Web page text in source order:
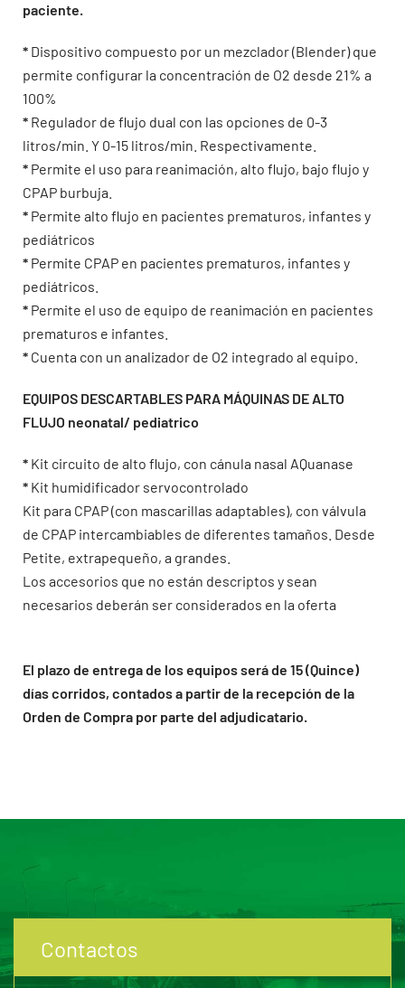
paciente.
* Dispositivo compuesto por un mezclador (Blender) que
permite configurar la concentración de O2 desde 21% a
100%
* Regulador de flujo dual con las opciones de 0-3
litros/min. Y 0-15 litros/min. Respectivamente.
* Permite el uso para reanimación, alto flujo, bajo flujo y
CPAP burbuja.
* Permite alto flujo en pacientes prematuros, infantes y
pediátricos
* Permite CPAP en pacientes prematuros, infantes y
pediátricos.
* Permite el uso de equipo de reanimación en pacientes
prematuros e infantes.
* Cuenta con un analizador de O2 integrado al equipo.
EQUIPOS DESCARTABLES PARA MÁQUINAS DE ALTO
FLUJO neonatal/ pediatrico
* Kit circuito de alto flujo, con cánula nasal AQuanase
* Kit humidificador servocontrolado
Kit para CPAP (con mascarillas adaptables), con válvula
de CPAP intercambiables de diferentes tamaños. Desde
Petite, extrapequeño, a grandes.
Los accesorios que no están descriptos y sean
necesarios deberán ser considerados en la oferta
El plazo de entrega de los equipos será de 15 (Quince)
días corridos, contados a partir de la recepción de la
Orden de Compra por parte del adjudicatario.
Contactos